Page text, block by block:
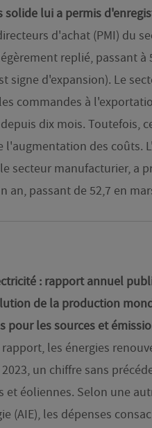
lui a permis
d'achat (PMI) du
replié, passant
signe d'expansion). Le
commandes à
dix mois. Toutefois,
des coûts.
secteur manufacturier, a
an, passant de 52,7 en
: rapport annuel
de la production
pour les sources et
les énergies
un chiffre sans
éoliennes. Selon une
(AIE), les dépenses